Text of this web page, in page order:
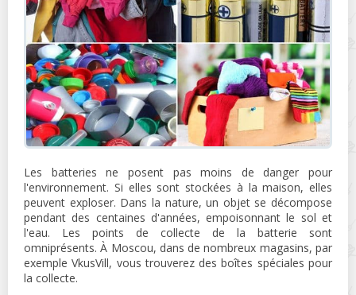
Les batteries ne posent pas moins de danger pour
l'environnement. Si elles sont stockées à la maison, elles
peuvent exploser. Dans la nature, un objet se décompose
pendant des centaines d'années, empoisonnant le sol et
l'eau. Les points de collecte de la batterie sont
omniprésents. À Moscou, dans de nombreux magasins, par
exemple VkusVill, vous trouverez des boîtes spéciales pour
la collecte.